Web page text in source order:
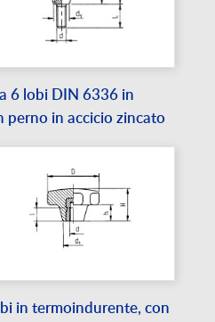
6 lobi DIN 6336 in
perno in accicio zincato
in termoindurente, con